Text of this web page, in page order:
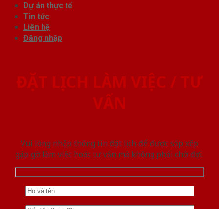
Dự án thực tế
Tin tức
Liên hệ
Đăng nhập
ĐẶT LỊCH LÀM VIỆC / TƯ
VẤN
Vui lòng nhập thông tin đặt lịch để được sắp xếp
gặp gỡ làm việc hoăc tư vấn mà không phải chờ đợi.